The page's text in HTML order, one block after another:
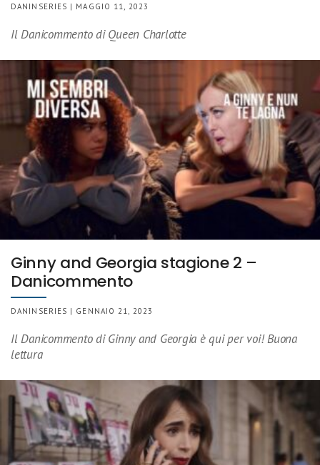
DANINSERIES | MAGGIO 11, 2023
Il Danicommento di Queen Charlotte
Ginny and Georgia stagione 2 –
Danicommento
DANINSERIES | GENNAIO 21, 2023
Il Danicommento di Ginny and Georgia è qui per voi! Buona
lettura